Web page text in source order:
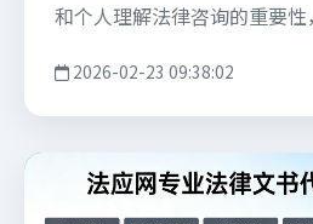
和个人理解法律咨询的重要性
2026-02-23 09:38:02